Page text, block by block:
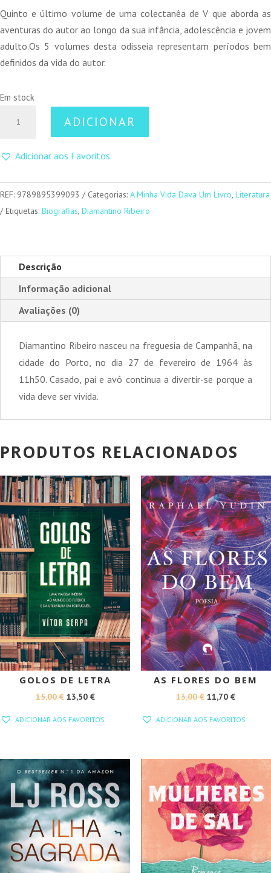
original
era:
13,00 €.
atual
é:
11,70 €.
Quinto e último volume de uma colectanêa de V que aborda as
aventuras do autor ao longo da sua infância, adolescência e jovem
adulto.Os 5 volumes desta odisseia representam períodos bem
definidos da vida do autor.
Em stock
o
morre
de
ADICIONAR
Adicionar aos Favoritos
REF: 9789895399093 Categorias: A Minha Vida Dava Um Livro, Literatura
Etiquetas: Biografias, Diamantino Ribeiro
Descrição
Informação adicional
Avaliações (0)
Diamantino Ribeiro nasceu na freguesia de Campanhã, na
cidade do Porto, no dia 27 de fevereiro de 1964 às
11h50. Casado, pai e avô continua a divertir-se porque a
vida deve ser vivida.
PRODUTOS RELACIONADOS
PROMOÇÃO!
GOLOS DE LETRA
15,00€ O
15,00 €.
13,50 €O
13,50 €.
ADICIONAR AOS FAVORITOS
PROMOÇÃO!
AS FLORES DO BEM
13,00€O
13,00 €.
11,70€O
11,70 €.
ADICIONAR AOS FAVORITOS
PROMOÇÃO! PROMOÇÃO!